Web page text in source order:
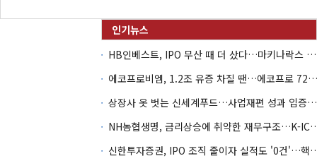
HB인베스트, IPO 무산 때 더 샀다…마키나락스 투자 2.7배 회수
에코프로비엠, 1.2조 유증 차질 땐…에코프로 7270억 '독박'
상장사 옷 벗는 신세계푸드…사업재편 성과 입증할까
NH농협생명, 금리상승에 취
신한투자증권, IPO 조직 줄